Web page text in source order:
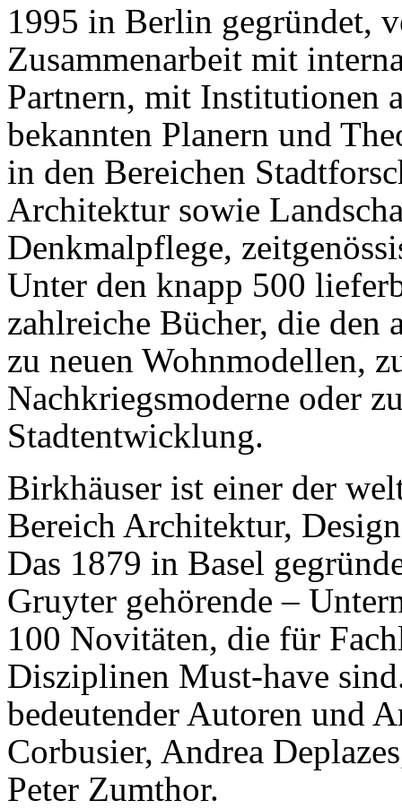
1995 in Berlin gegründet,
Zusammenarbeit mit
Partnern, mit Institutionen
bekannten Planern und
in den Bereichen
Architektur sowie
Denkmalpflege,
Unter den knapp 500
zahlreiche Bücher, die den
zu neuen Wohnmodellen,
Nachkriegsmoderne oder
Stadtentwicklung.
Birkhäuser ist einer der
Bereich Architektur,
Das 1879 in Basel
Gruyter gehörende –
100 Novitäten, die für
Disziplinen Must-have
bedeutender Autoren und
Corbusier, Andrea
Peter Zumthor.